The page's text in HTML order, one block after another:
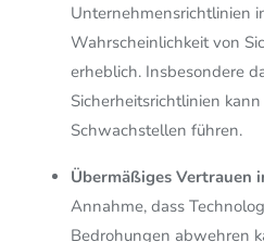
Unternehmensrichtlinien
Wahrscheinlichkeit von
erheblich. Insbesondere
Sicherheitsrichtlinien
Schwachstellen führen.
Übermäßiges Vertrauen
Annahme, dass
Bedrohungen abwehren